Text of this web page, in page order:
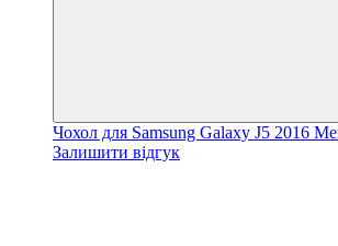
Чохол для Samsung Galaxy J5 2016
Залишити відгук